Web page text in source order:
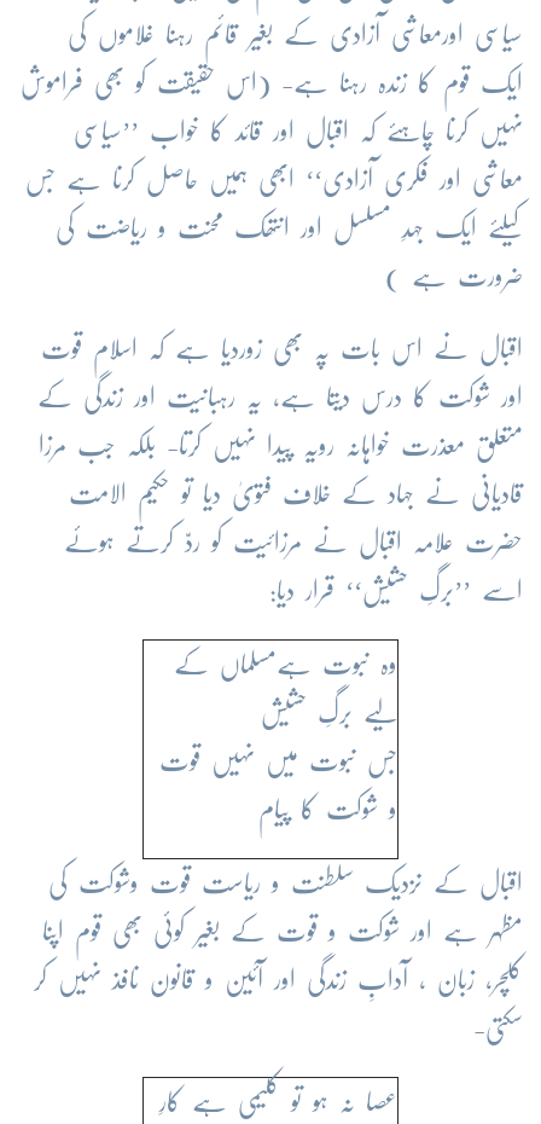
سیاسی اورمعاشی آزادی کے بغیر قائم رہنا غلاموں کی
ایک قوم کا زندہ رہنا ہے- (اس حقیقت کو بھی فراموش
نہیں کرنا چاہئے کہ اقبال اور قائد کا خواب ’’سیاسی
معاشی اور فکری آزادی‘‘ ابھی ہمیں حاصل کرنا ہے جس
کیلئے ایک جہدِ مسلسل اور انتھک محنت و ریاضت کی
ضرورت ہے )
اقبال نے اس بات پہ بھی زوردیا ہے کہ اسلام قوت
اور شوکت کا درس دیتا ہے، یہ رہبانیت اور زندگی کے
متعلق معذرت خواہانہ رویہ پیدا نہیں کرتا- بلکہ جب مرزا
قادیانی نے جہاد کے خلاف فتویٰ دیا تو حکیم الامت
حضرت علامہ اقبال نے مرزائیت کو ردّ کرتے ہوئے
اسے ’’برگِ حشیش‘‘ قرار دیا:
وہ نبوت ہےمسلماں کے
لیے برگِ حشیش
جس نبوت میں نہیں قوت
و شوکت کا پیام
اقبال کے نزدیک سلطنت و ریاست قوت وشوکت کی
مظہر ہے اور شوکت و قوت کے بغیر کوئی بھی قوم اپنا
کلچر، زبان ، آدابِ زندگی اور آئین و قانون نافذ نہیں کر
سکتی-
عصا نہ ہو تو کلیمی ہے کارِ